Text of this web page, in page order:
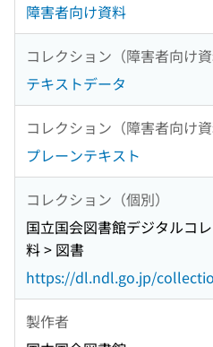
障害者向け資料
コレクション（障害者向け資
テキストデータ
コレクション（障害者向け資
プレーンテキスト
コレクション（個別）
国立国会図書館デジタルコ
料 > 図書
https://dl.ndl.go.jp/
製作者